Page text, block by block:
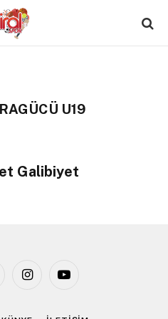
U19
Galibiyet
InstagramYouTube